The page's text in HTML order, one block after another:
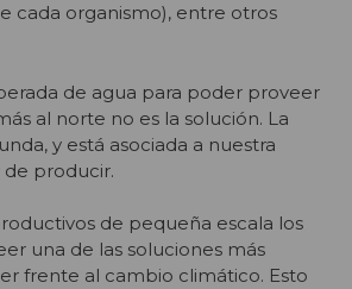
cada organismo), entre otros
de agua para poder proveer
al norte no es la solución. La
y está asociada a nuestra
producir.
de pequeña escala los
una de las soluciones más
frente al cambio climático. Esto